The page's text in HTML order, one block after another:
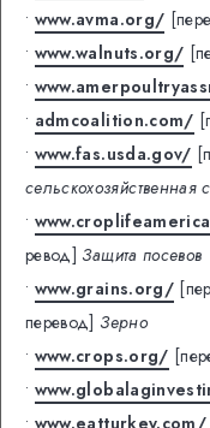
• www.avma.org/
• www.walnuts.org/
•
• admcoalition.com/
• www.fas.usda.gov/
сельскохозяйственная
•
ревод] Защита посевов
• www.grains.org/
перевод] Зерно
• www.crops.org/
•